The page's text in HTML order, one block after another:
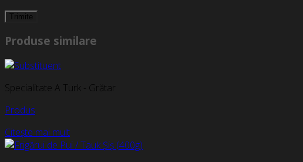
Produse similare
Specialitate A Turk - Grătar
Produs
Citește mai mult